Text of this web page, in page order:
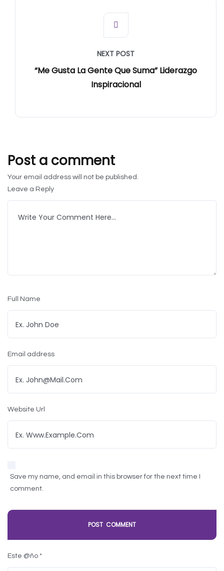
NEXT POST
“Me Gusta La Gente Que Suma” Liderazgo
Inspiracional
Post a comment
Your email address will not be published.
Leave a Reply
Full Name
Email address
Website Url
Save my name, and email in this browser for the next time I
comment.
Este @ño *